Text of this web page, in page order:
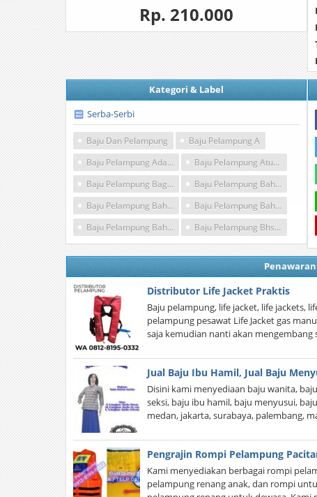
Rp. 210.000
Kategori & Label
Serba-Serbi
Baju Dan Pelampung
Baju Pelampung A
Baju Pelampung Adalah
Baju Pelampung Atunas
Baju Pelampung Bagus
Baju Pelampung Bahasa Inggris
Baju Pelampung Bahasa Inggrisnya Adalah
Baju Pelampung Bahasa Inggrisnya Apa
Baju Pelampung Bahasa Koreanya
Baju Pelampung Bhs Inggris
Distributor Life Jacket Praktis
Baju pelampung, life jacket, life jackets,
pelampung pesawat Life Jacket gas
saja kemudian nanti akan
Jual Baju Ibu Hamil, Jual Baju
Disini kami menyediaan baju wanita,
seksi, baju ibu hamil, baju menyusui,
medan, jakarta, surabaya, palembang,
Pengrajin Rompi Pelampung
Kami menyediakan berbagai rompi
pelampung renang anak, dan rompi